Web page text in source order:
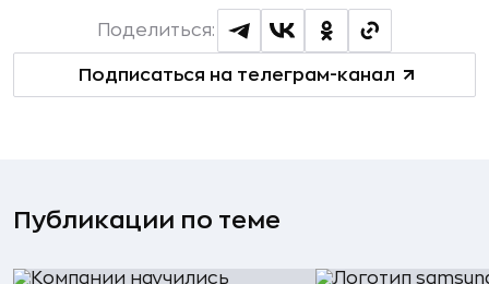
Подписаться на телеграм-канал
Поделиться:
Публикации по теме